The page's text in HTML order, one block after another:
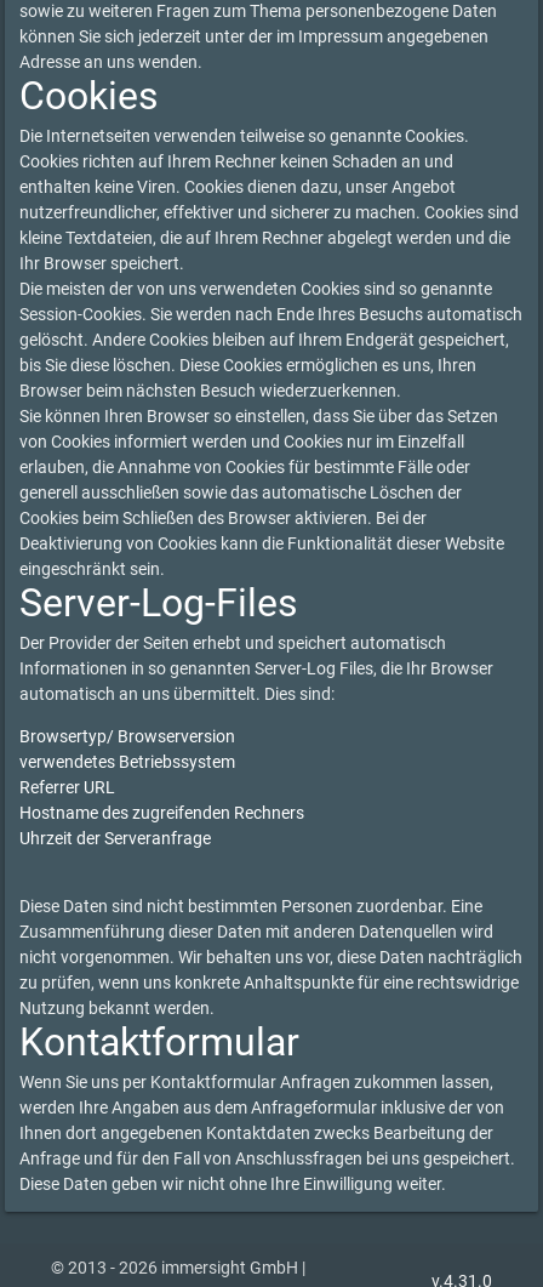
sowie zu weiteren Fragen zum Thema personenbezogene Daten
können Sie sich jederzeit unter der im Impressum angegebenen
Adresse an uns wenden.
Cookies
Die Internetseiten verwenden teilweise so genannte Cookies.
Cookies richten auf Ihrem Rechner keinen Schaden an und
enthalten keine Viren. Cookies dienen dazu, unser Angebot
nutzerfreundlicher, effektiver und sicherer zu machen. Cookies sind
kleine Textdateien, die auf Ihrem Rechner abgelegt werden und die
Ihr Browser speichert.
Die meisten der von uns verwendeten Cookies sind so genannte
Session-Cookies. Sie werden nach Ende Ihres Besuchs automatisch
gelöscht. Andere Cookies bleiben auf Ihrem Endgerät gespeichert,
bis Sie diese löschen. Diese Cookies ermöglichen es uns, Ihren
Browser beim nächsten Besuch wiederzuerkennen.
Sie können Ihren Browser so einstellen, dass Sie über das Setzen
von Cookies informiert werden und Cookies nur im Einzelfall
erlauben, die Annahme von Cookies für bestimmte Fälle oder
generell ausschließen sowie das automatische Löschen der
Cookies beim Schließen des Browser aktivieren. Bei der
Deaktivierung von Cookies kann die Funktionalität dieser Website
eingeschränkt sein.
Server-Log-Files
Der Provider der Seiten erhebt und speichert automatisch
Informationen in so genannten Server-Log Files, die Ihr Browser
automatisch an uns übermittelt. Dies sind:
Browsertyp/ Browserversion
verwendetes Betriebssystem
Referrer URL
Hostname des zugreifenden Rechners
Uhrzeit der Serveranfrage
Diese Daten sind nicht bestimmten Personen zuordenbar. Eine
Zusammenführung dieser Daten mit anderen Datenquellen wird
nicht vorgenommen. Wir behalten uns vor, diese Daten nachträglich
zu prüfen, wenn uns konkrete Anhaltspunkte für eine rechtswidrige
Nutzung bekannt werden.
Kontaktformular
Wenn Sie uns per Kontaktformular Anfragen zukommen lassen,
werden Ihre Angaben aus dem Anfrageformular inklusive der von
Ihnen dort angegebenen Kontaktdaten zwecks Bearbeitung der
Anfrage und für den Fall von Anschlussfragen bei uns gespeichert.
Diese Daten geben wir nicht ohne Ihre Einwilligung weiter.
© 2013 - 2026 immersight GmbH |
v.4.31.0